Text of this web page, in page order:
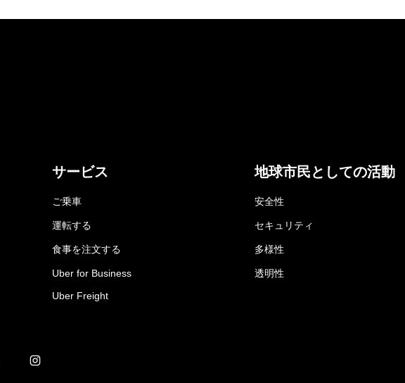
サービス
ご乗車
運転する
食事を注文する
Uber for Business
Uber Freight
地球市民としての活動
安全性
セキュリティ
多様性
透明性